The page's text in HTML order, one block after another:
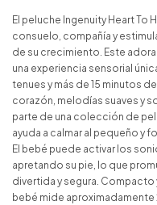
El peluche Ingenuity Heart To
consuelo, compañía y
de su crecimiento. Este
una experiencia sensorial
tenues y más de 15 minutos
corazón, melodías suaves y
parte de una colección de
ayuda a calmar al pequeño y
El bebé puede activar los
apretando su pie, lo que
divertida y segura.
bebé mide